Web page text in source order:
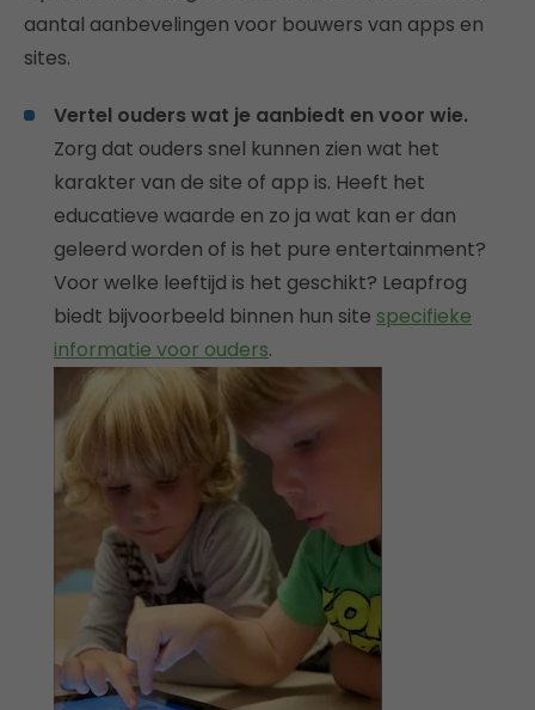
aantal aanbevelingen voor bouwers van apps en
sites.
Vertel ouders wat je aanbiedt en voor wie.
Zorg dat ouders snel kunnen zien wat het
karakter van de site of app is. Heeft het
educatieve waarde en zo ja wat kan er dan
geleerd worden of is het pure entertainment?
Voor welke leeftijd is het geschikt? Leapfrog
biedt bijvoorbeeld binnen hun site specifieke
informatie voor ouders.